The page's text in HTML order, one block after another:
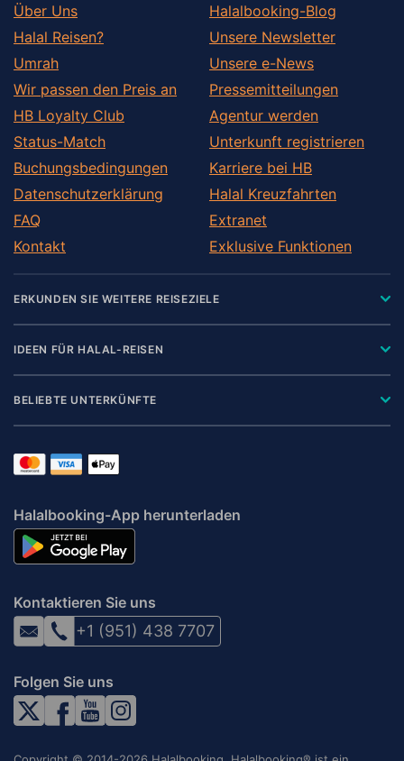
Über Uns
Halal Reisen?
Umrah
Wir passen den Preis an
HB Loyalty Club
Status-Match
Buchungsbedingungen
Datenschutzerklärung
FAQ
Kontakt
Halalbooking-Blog
Unsere Newsletter
Unsere e-News
Pressemitteilungen
Agentur werden
Unterkunft registrieren
Karriere bei HB
Halal Kreuzfahrten
Extranet
Exklusive Funktionen
ERKUNDEN SIE WEITERE REISEZIELE
IDEEN FÜR HALAL-REISEN
BELIEBTE UNTERKÜNFTE
Halalbooking-App herunterladen
Kontaktieren Sie uns
+1 (951) 438 7707
Folgen Sie uns